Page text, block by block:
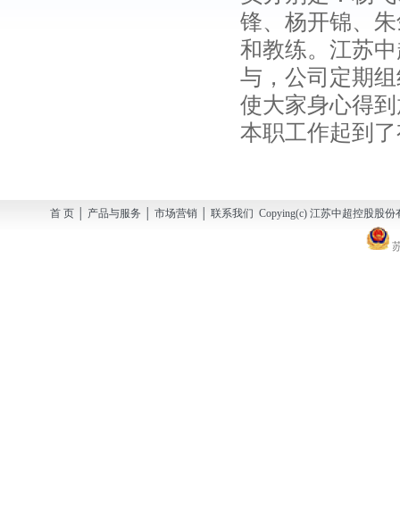
锋、杨开锦、
和教练。江苏
与，公司定期
使大家身心得
本职工作起到
首 页 │ 产品与服务 │ 市场营销 │ 联系我们 Copying(c) 江苏中超控股股